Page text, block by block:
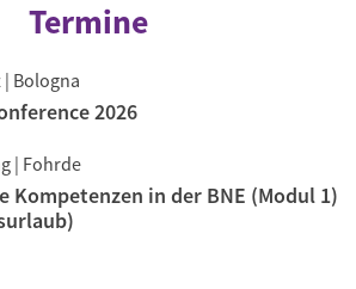
Termine
| Bologna
2026
| Fohrde
Kompetenzen in der BNE (Modul 1)